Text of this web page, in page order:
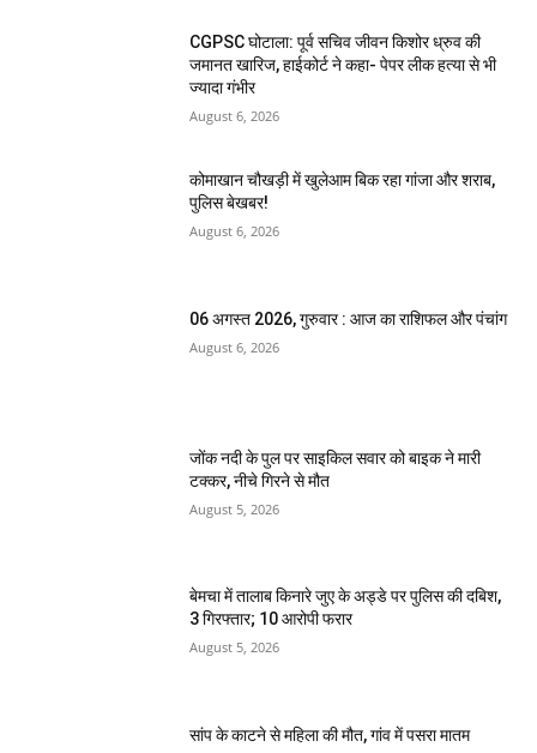
CGPSC घोटाला: पूर्व सचिव जीवन किशोर ध्रुव की
जमानत खारिज, हाईकोर्ट ने कहा- पेपर लीक हत्या से भी
ज्यादा गंभीर
August 6, 2026
कोमाखान चौखड़ी में खुलेआम बिक रहा गांजा और शराब,
पुलिस बेखबर!
August 6, 2026
06 अगस्त 2026, गुरुवार : आज का राशिफल और पंचांग
August 6, 2026
जोंक नदी के पुल पर साइकिल सवार को बाइक ने मारी
टक्कर, नीचे गिरने से मौत
August 5, 2026
बेमचा में तालाब किनारे जुए के अड्डे पर पुलिस की दबिश,
3 गिरफ्तार; 10 आरोपी फरार
August 5, 2026
सांप के काटने से महिला की मौत, गांव में पसरा मातम